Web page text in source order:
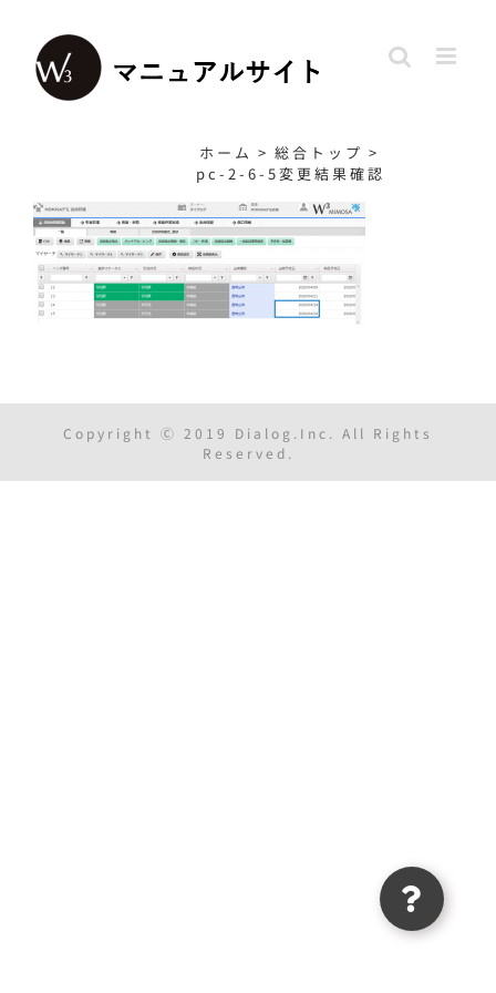
content
ホーム > 総合トップ >
pc-2-6-5変更結果確認
Copyright Ⓒ 2019 Dialog.Inc. All Rights
Reserved.